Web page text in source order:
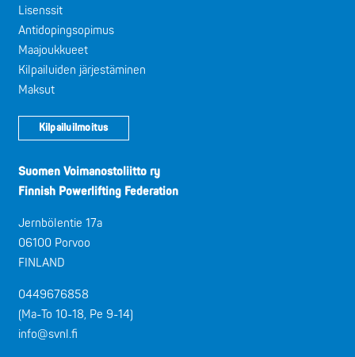
Lisenssit
Antidopingsopimus
Maajoukkueet
Kilpailuiden järjestäminen
Maksut
Kilpailuilmoitus
Suomen Voimanostoliitto ry
Finnish Powerlifting Federation
Jernbölentie 17a
06100 Porvoo
FINLAND
0449676858
(Ma-To 10-18, Pe 9-14)
info@svnl.fi